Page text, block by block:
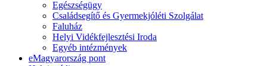
Egészségügy
Családsegítő és Gyermekjóléti Szolgálat
Faluház
Helyi Vidékfejlesztési Iroda
Egyéb intézmények
eMagyarország pont